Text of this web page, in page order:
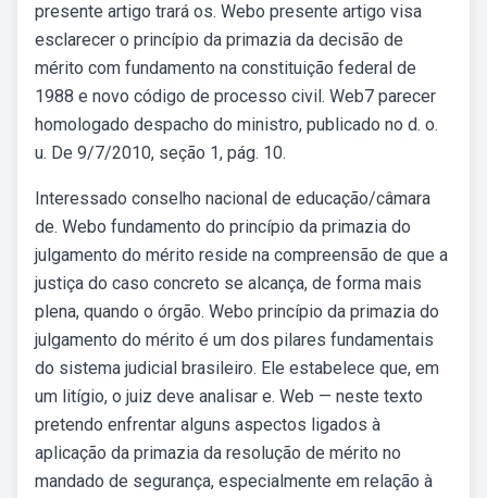
presente artigo trará os. Webo presente artigo visa
esclarecer o princípio da primazia da decisão de
mérito com fundamento na constituição federal de
1988 e novo código de processo civil. Web7 parecer
homologado despacho do ministro, publicado no d. o.
u. De 9/7/2010, seção 1, pág. 10.
Interessado conselho nacional de educação/câmara
de. Webo fundamento do princípio da primazia do
julgamento do mérito reside na compreensão de que a
justiça do caso concreto se alcança, de forma mais
plena, quando o órgão. Webo princípio da primazia do
julgamento do mérito é um dos pilares fundamentais
do sistema judicial brasileiro. Ele estabelece que, em
um litígio, o juiz deve analisar e. Web — neste texto
pretendo enfrentar alguns aspectos ligados à
aplicação da primazia da resolução de mérito no
mandado de segurança, especialmente em relação à